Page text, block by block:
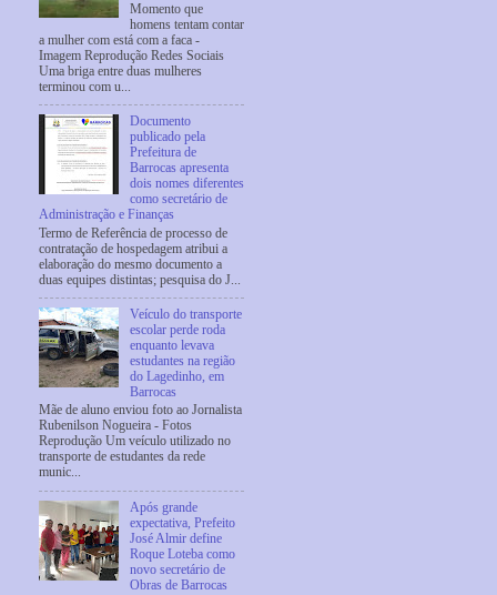
Momento que
homens tentam contar
a mulher com está com a faca -
Imagem Reprodução Redes Sociais
Uma briga entre duas mulheres
terminou com u...
Documento
publicado pela
Prefeitura de
Barrocas apresenta
dois nomes diferentes
como secretário de
Administração e Finanças
Termo de Referência de processo de
contratação de hospedagem atribui a
elaboração do mesmo documento a
duas equipes distintas; pesquisa do J...
Veículo do transporte
escolar perde roda
enquanto levava
estudantes na região
do Lagedinho, em
Barrocas
Mãe de aluno enviou foto ao Jornalista
Rubenilson Nogueira - Fotos
Reprodução Um veículo utilizado no
transporte de estudantes da rede
munic...
Após grande
expectativa, Prefeito
José Almir define
Roque Loteba como
novo secretário de
Obras de Barrocas